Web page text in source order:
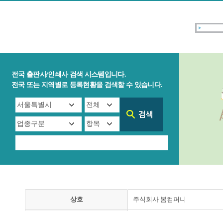
전국 출판사/인쇄사 검색 시스템입니다.
전국 또는 지역별로 등록현황을 검색할 수 있습니다.
상호 주식회사 봄컴퍼니